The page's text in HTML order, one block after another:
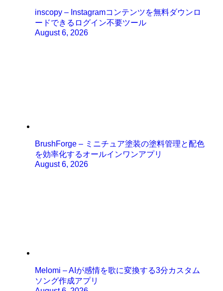
inscopy – Instagramコンテンツを無料ダウンロ
ードできるログイン不要ツール
August 6, 2026
BrushForge – ミニチュア塗装の塗料管理と配色
を効率化するオールインワンアプリ
August 6, 2026
Melomi – AIが感情を歌に変換する3分カスタム
ソング作成アプリ